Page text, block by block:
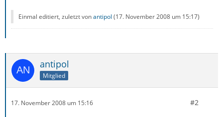
Einmal editiert, zuletzt vonantipol (17. November 2008 um 15:17)
antipol
Mitglied
17. November 2008 um 15:16 #2